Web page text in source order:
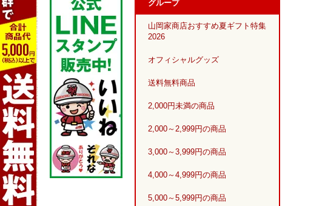
グループ
山岡家商店おすすめ夏ギフト特集
2026
オフィシャルグッズ
送料無料商品
2,000円未満の商品
2,000～2,999円の商品
3,000～3,999円の商品
4,000～4,999円の商品
5,000～5,999円の商品